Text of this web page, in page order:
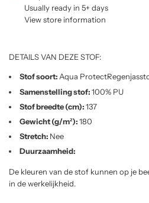
Usually ready in 5+ days
View store information
DETAILS VAN DEZE STOF:
Stof soort:Aqua
Samenstelling stof:100% PU
Stof breedte (cm):137
Gewicht (g/m²):180
Stretch: Nee
Duurzaamheid:
De kleuren van de stof kunnen op je
in de werkelijkheid.